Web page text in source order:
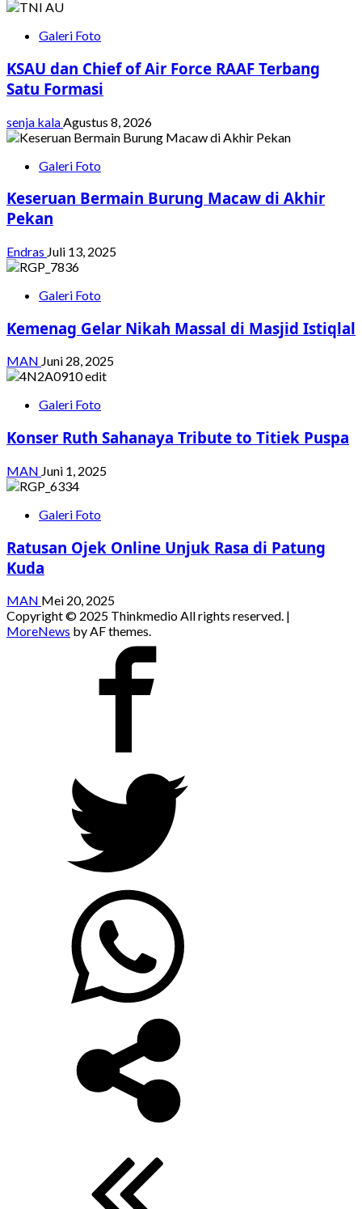
Galeri Foto
KSAU dan Chief of Air Force RAAF Terbang
Satu Formasi
senja kala Agustus 8, 2026
Galeri Foto
Keseruan Bermain Burung Macaw di Akhir
Pekan
Endras Juli 13, 2025
Galeri Foto
Kemenag Gelar Nikah Massal di Masjid Istiqlal
MAN Juni 28, 2025
Galeri Foto
Konser Ruth Sahanaya Tribute to Titiek Puspa
MAN Juni 1, 2025
Galeri Foto
Ratusan Ojek Online Unjuk Rasa di Patung
Kuda
MAN Mei 20, 2025
Copyright © 2025 Thinkmedio All rights reserved. |
MoreNews by AF themes.